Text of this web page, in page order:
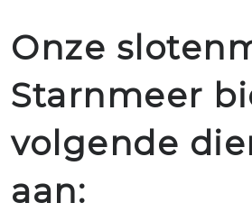
Onze
Starnmeer
volgende
aan: